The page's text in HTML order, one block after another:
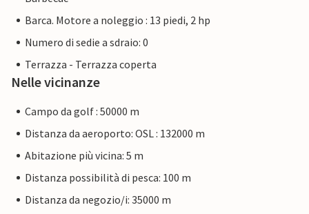
Barca. Motore a noleggio : 13 piedi, 2 hp
Numero di sedie a sdraio: 0
Terrazza - Terrazza coperta
Nelle vicinanze
Campo da golf : 50000 m
Distanza da aeroporto: OSL : 132000 m
Abitazione più vicina: 5 m
Distanza possibilità di pesca: 100 m
Distanza da negozio/i: 35000 m